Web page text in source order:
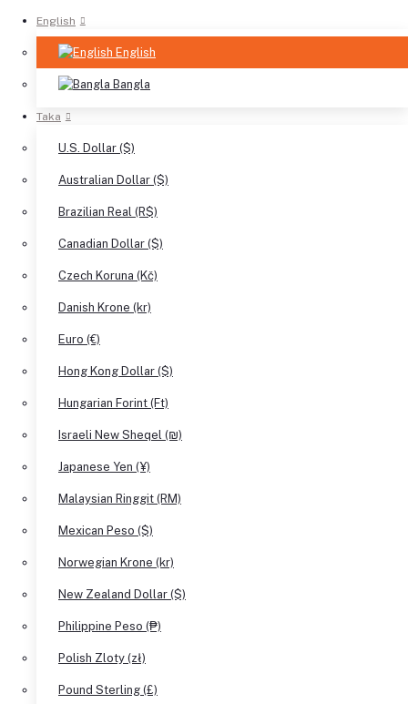
English
English
Bangla
Taka
U.S. Dollar ($)
Australian Dollar ($)
Brazilian Real (R$)
Canadian Dollar ($)
Czech Koruna (Kč)
Danish Krone (kr)
Euro (€)
Hong Kong Dollar ($)
Hungarian Forint (Ft)
Israeli New Sheqel (₪)
Japanese Yen (¥)
Malaysian Ringgit (RM)
Mexican Peso ($)
Norwegian Krone (kr)
New Zealand Dollar ($)
Philippine Peso (₱)
Polish Zloty (zł)
Pound Sterling (£)